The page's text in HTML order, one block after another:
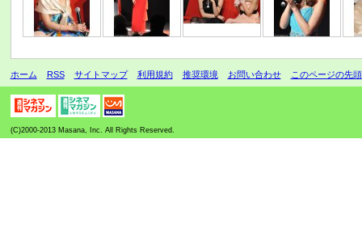
ホーム RSS サイトマップ 利用規約 推奨環境 お問い合わせ このページの先頭
(C)2000-2013 Masana, Inc. All Rights Reserved.